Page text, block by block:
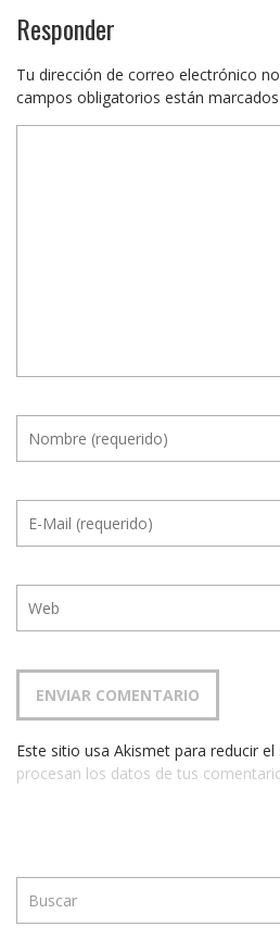
Responder
Tu dirección de correo electrónico
campos obligatorios están
Este sitio usa Akismet para reducir el
procesan los datos de tus